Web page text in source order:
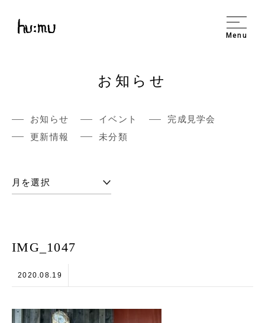
Menu
お知らせ
お知らせ イベント
完成見学会
更新情報
未分類
IMG_1047
2020.08.19